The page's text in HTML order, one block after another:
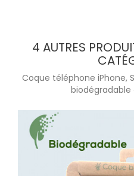
4 AUTRES
Coque téléphone iPhone,
biodégradable